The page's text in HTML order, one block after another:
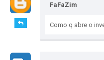
FaFaZim
Como q abre o